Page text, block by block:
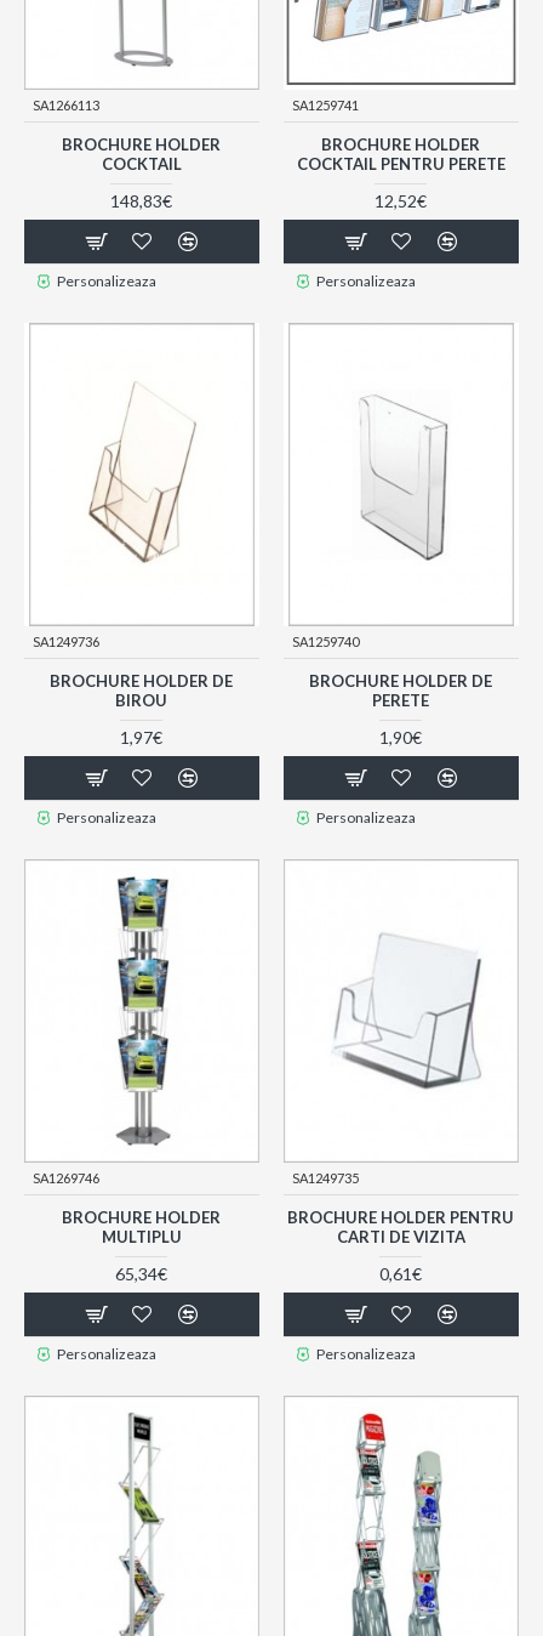
SA1266113
BROCHURE HOLDER
COCKTAIL
148,83€
Personalizeaza
SA1259741
BROCHURE HOLDER
COCKTAIL PENTRU PERETE
12,52€
Personalizeaza
SA1249736
BROCHURE HOLDER DE
BIROU
1,97€
Personalizeaza
SA1259740
BROCHURE HOLDER DE
PERETE
1,90€
Personalizeaza
SA1269746
BROCHURE HOLDER
MULTIPLU
65,34€
Personalizeaza
SA1249735
BROCHURE HOLDER PENTRU
CARTI DE VIZITA
0,61€
Personalizeaza